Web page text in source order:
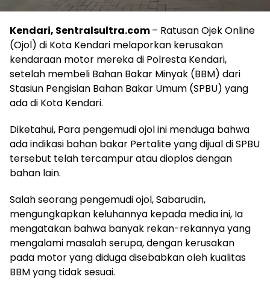
Kendari, Sentralsultra.com– Ratusan Ojek Online
(Ojol) di Kota Kendari melaporkan kerusakan
kendaraan motor mereka di Polresta Kendari,
setelah membeli Bahan Bakar Minyak (BBM) dari
Stasiun Pengisian Bahan Bakar Umum (SPBU) yang
ada di Kota Kendari.
Diketahui, Para pengemudi ojol ini menduga bahwa
ada indikasi bahan bakar Pertalite yang dijual di SPBU
tersebut telah tercampur atau dioplos dengan
bahan lain.
Salah seorang pengemudi ojol, Sabarudin,
mengungkapkan keluhannya kepada media ini, Ia
mengatakan bahwa banyak rekan-rekannya yang
mengalami masalah serupa, dengan kerusakan
pada motor yang diduga disebabkan oleh kualitas
BBM yang tidak sesuai.